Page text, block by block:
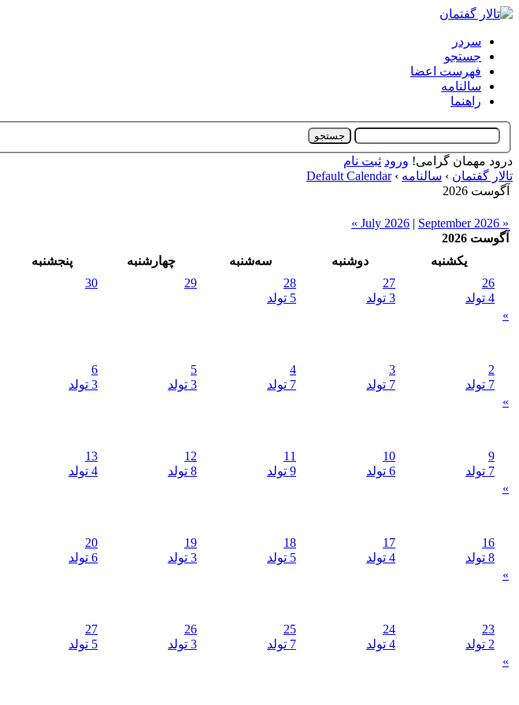
سردر
جستجو
فهرست اعضا
سالنامه
راهنما
درود مهمان گرامی! ورود ثبت نام
تالار گفتمان › سالنامه ›
Default Calendar
آگوست 2026
« July 2026
| September 2026 »
آگوست 2026
یکشنبه
دو‌شنبه سه‌شنبه چهار‌شنبه پنجشنبه
»
26
4 تولد
27
3 تولد
28
5 تولد
29
30
»
2
7 تولد
3
7 تولد
4
7 تولد
5
3 تولد
6
3 تولد
»
9
7 تولد
10
6 تولد
11
9 تولد
12
8 تولد
13
4 تولد
»
16
8 تولد
17
4 تولد
18
5 تولد
19
3 تولد
20
6 تولد
»
23
2 تولد
24
4 تولد
25
7 تولد
26
3 تولد
27
5 تولد